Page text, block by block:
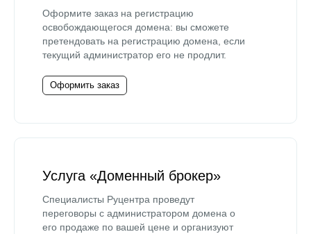
Оформите заказ на регистрацию
освобождающегося домена: вы сможете
претендовать на регистрацию домена, если
текущий администратор его не продлит.
Оформить заказ
Услуга «Доменный брокер»
Специалисты Руцентра проведут
переговоры с администратором домена о
его продаже по вашей цене и организуют